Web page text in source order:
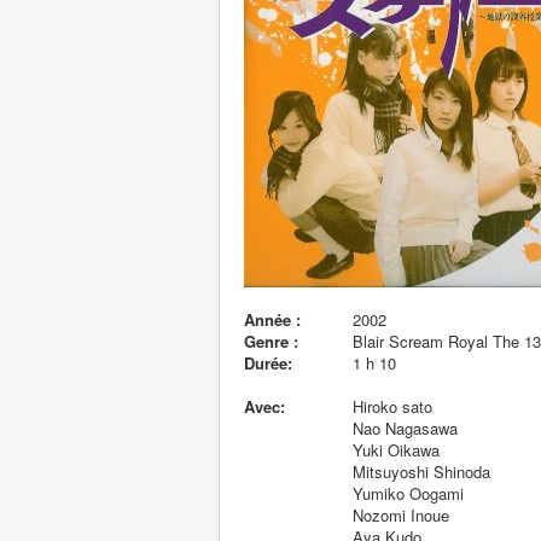
Année :
2002
Genre :
Blair Scream Royal The
Durée:
1 h 10
Avec:
Hiroko sato
Nao Nagasawa
Yuki Oikawa
Mitsuyoshi Shinoda
Yumiko Oogami
Nozomi Inoue